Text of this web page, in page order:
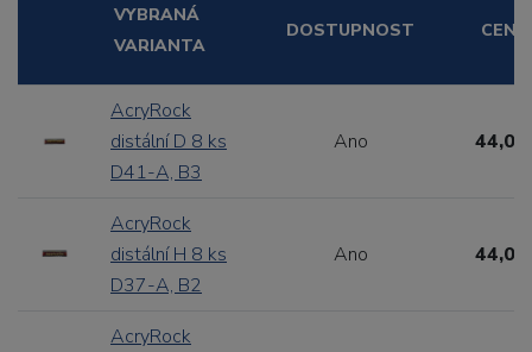
VYBRANÁ
VARIANTA
DOSTUPNOST CENA
AcryRock
distální D 8 ks
D41-A, B3
Ano 44,00
AcryRock
distální H 8 ks
D37-A, B2
Ano 44,00
AcryRock